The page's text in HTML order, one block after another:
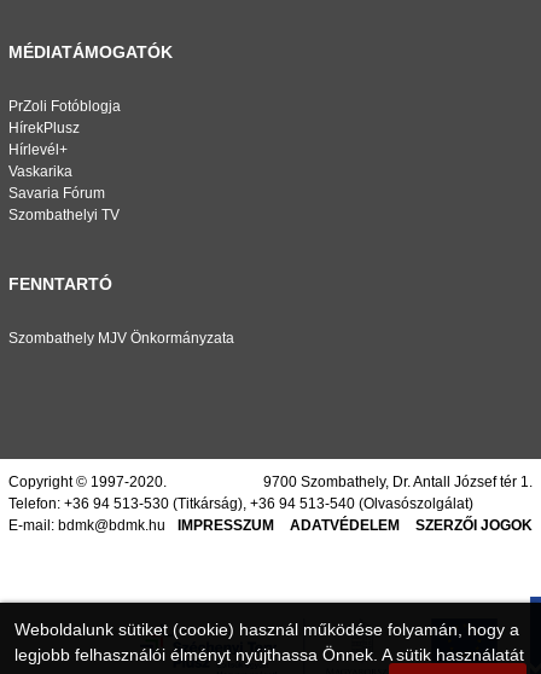
MÉDIATÁMOGATÓK
PrZoli Fotóblogja
HírekPlusz
Hírlevél+
Vaskarika
Savaria Fórum
Szombathelyi TV
FENNTARTÓ
Szombathely MJV Önkormányzata
Copyright © 1997-2020.
9700 Szombathely, Dr. Antall József tér 1.
Telefon: +36 94 513-530 (Titkárság), +36 94 513-540 (Olvasószolgálat)
E-mail: bdmk@bdmk.hu IMPRESSZUM ADATVÉDELEM SZERZŐI JOGOK
Weboldalunk sütiket (cookie) használ működése folyamán, hogy a
legjobb felhasználói élményt nyújthassa Önnek. A sütik használatát